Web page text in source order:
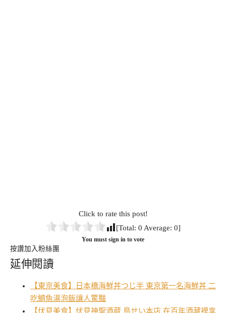
Click to rate this post!
[Total: 0 Average: 0]
You must sign in to vote
按讚加入粉絲團
延伸閱讀
【東京美食】日本橋海鮮丼つじ半 東京第一名海鮮丼 二
吃鯛魚湯泡飯讓人驚豔
【伏見美食】伏見神聖酒蔵 鳥せい本店 在百年酒藏裡享